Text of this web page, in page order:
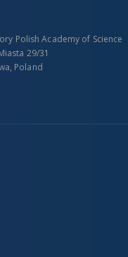
Polish Academy of Science
29/31
Poland